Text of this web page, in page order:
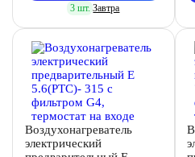
3 шт. Завтра
Воздухонагреватель
электрический